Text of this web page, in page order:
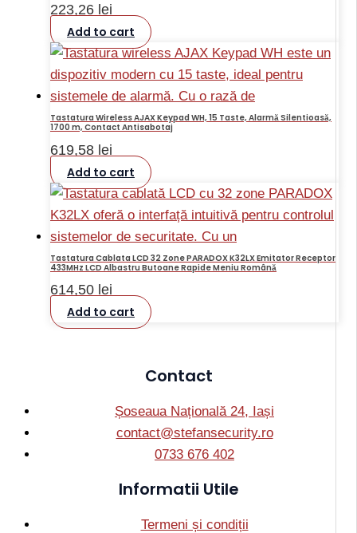
223,26 lei
Add to cart
Tastatura Wireless AJAX Keypad WH, 15 Taste, Alarmă Silentioasă,
1700 m, Contact Antisabotaj
619,58 lei
Add to cart
Tastatura Cablata LCD 32 Zone PARADOX K32LX Emitator Receptor
433MHz LCD Albastru Butoane Rapide Meniu Română
614,50 lei
Add to cart
Contact
Șoseaua Națională 24, Iași
contact@stefansecurity.ro
0733 676 402
Informatii Utile
Termeni și condiții